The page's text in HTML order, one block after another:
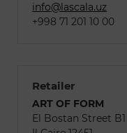
info@lascala.uz
+998 71 201 10 00
Retailer
ART OF FORM
El Bostan Street